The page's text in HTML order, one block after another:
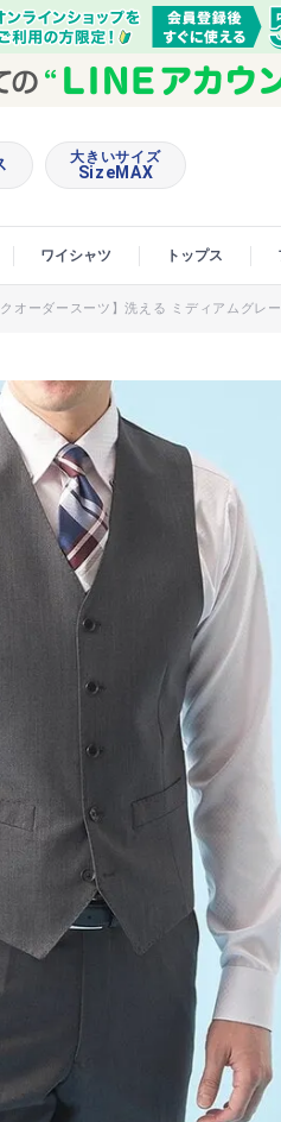
大きいサイズ
SizeMAX
ワイシャツ トップス
クオーダースーツ】洗える ミディアムグ